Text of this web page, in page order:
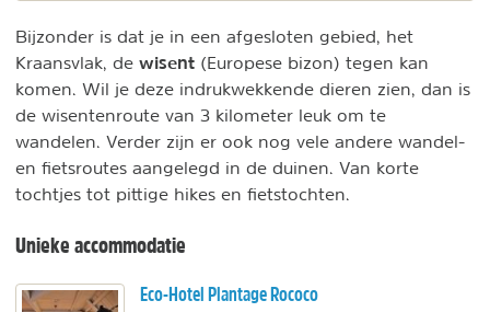
Bijzonder is dat je in een afgesloten gebied, het
Kraansvlak, de wisent (Europese bizon) tegen kan
komen. Wil je deze indrukwekkende dieren zien, dan is
de wisentenroute van 3 kilometer leuk om te
wandelen. Verder zijn er ook nog vele andere wandel-
en fietsroutes aangelegd in de duinen. Van korte
tochtjes tot pittige hikes en fietstochten.
Unieke accommodatie
Eco-Hotel Plantage Rococo